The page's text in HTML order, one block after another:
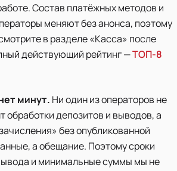
Состав платёжных методов и
меняют без анонса, поэтому
в разделе «Касса» после
действующий рейтинг —ТОП-8
минут. Ни один из операторов не
обработки депозитов и выводов, а
без опубликованной
а обещание. Поэтому сроки
и минимальные суммы мы не